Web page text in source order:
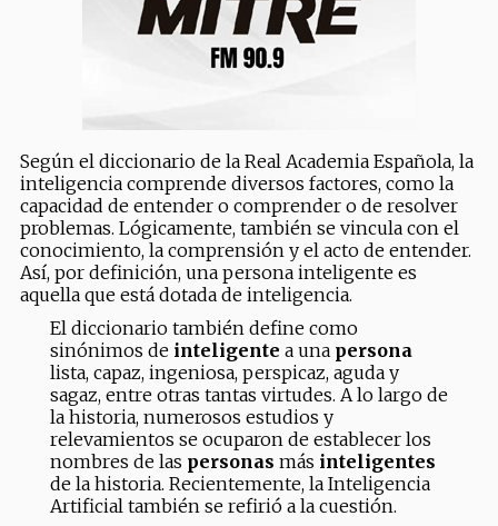
Según el diccionario de la Real Academia Española, la
inteligencia comprende diversos factores, como la
capacidad de entender o comprender o de resolver
problemas. Lógicamente, también se vincula con el
conocimiento, la comprensión y el acto de entender.
Así, por definición, una persona inteligente es
aquella que está dotada de inteligencia.
El diccionario también define como
sinónimos de inteligente a una persona
lista, capaz, ingeniosa, perspicaz, aguda y
sagaz, entre otras tantas virtudes. A lo largo de
la historia, numerosos estudios y
relevamientos se ocuparon de establecer los
nombres de las personas más inteligentes
de la historia. Recientemente, la Inteligencia
Artificial también se refirió a la cuestión.